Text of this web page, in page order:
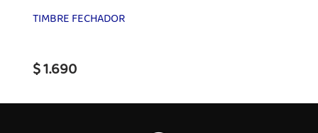
TIMBRE FECHADOR
$ 1.690